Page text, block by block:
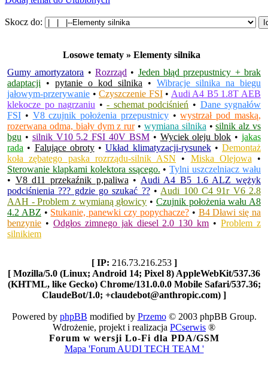
Skocz do:
Losowe tematy » Elementy silnika
Gumy amortyzatora •Rozrząd • Jeden błąd przepustnicy + brak
adaptacji • pytanie o kod silnika • Wibracje silnika na biegu
jałowym-przerywanie •Czyszczenie FSI• Audi A4 B5 1.8T AEB
klekocze po nagrzaniu •- schemat podciśnień • Dane sygnałów
FSI • V8 czujnik położenia przepustnicy•wystrzał pod maską,
rozerwana odma, biały dym z rur• wymiana silnika •silnik alz vs
bgu • silnik V10 5.2 FSI 40V BSM• Wyciek oleju blok •jakas
rada • Falujące obroty•Układ klimatyzacji-rysunek• Demontaż
koła zębatego paska rozrządu-silnik ASN • Miska Olejowa •
Sterowanie klapkami kolektora ssącego. •Tylni uszczelniacz wału
• V8 d11 przekaźnik p,paliwa • Audi A4 B5 1.6 ALZ wężyk
podciśnienia ??? gdzie go szukać ??• Audi 100 C4 91r V6 2.8
AAH - Problem z wymianą głowicy • Czujnik położenia wału A8
4.2 ABZ • Stukanie, panewki czy popychacze?• B4 Dławi się na
benzynie • Odgłos zimnego jak diesel 2.0 130 km •Problem z
silnikiem
[ IP: 216.73.216.253 ]
[ Mozilla/5.0 (Linux; Android 14; Pixel 8) AppleWebKit/537.36
(KHTML, like Gecko) Chrome/131.0.0.0 Mobile Safari/537.36;
ClaudeBot/1.0; +claudebot@anthropic.com) ]
Powered by phpBB modified by Przemo© 2003 phpBB Group.
Wdrożenie, projekt i realizacja PCserwis ®
Forum w wersji Lo-Fi dla PDA/GSM
Mapa 'Forum AUDI TECH TEAM '